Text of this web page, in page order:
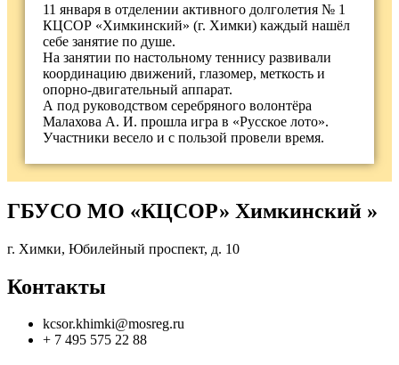
11 января в отделении активного долголетия № 1
КЦСОР «Химкинский» (г. Химки) каждый нашёл
себе занятие по душе.
На занятии по настольному теннису развивали
координацию движений, глазомер, меткость и
опорно-двигательный аппарат.
А под руководством серебряного волонтёра
Малахова А. И. прошла игра в «Русское лото».
Участники весело и с пользой провели время.
ГБУСО МО «КЦСОР» Химкинский »
г. Химки, Юбилейный проспект, д. 10
Контакты
kcsor.khimki@mosreg.ru
+ 7 495 575 22 88